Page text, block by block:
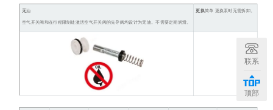
无油
空气开关阀和在行程限制处激活空气开关阀的先导阀均设计为无油。不需要定期润滑。
更换简单 更换泵时无需拆卸。
联系
顶部